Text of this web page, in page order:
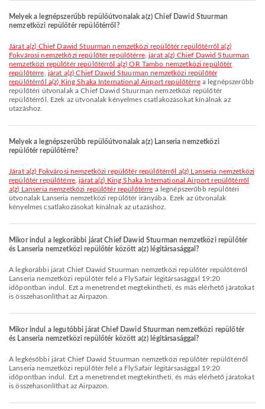
Melyek a legnépszerűbb repülőútvonalak a(z) Chief Dawid Stuurman
nemzetközi repülőtér repülőtérről?
járat a(z) Chief Dawid Stuurman nemzetközi repülőtér repülőtérről a(z)
Fokvárosi nemzetközi repülőtér repülőtérre,járat a(z) Chief Dawid Stuurman
nemzetközi repülőtér repülőtérről a(z) OR Tambo nemzetközi repülőtér
repülőtérre járat a(z) Chief Dawid Stuurman nemzetközi repülőtér
repülőtérről a(z) King Shaka International Airport repülőtérrea legnépszerűbb
repülőtéri útvonalak a Chief Dawid Stuurman nemzetközi repülőtér
repülőtérről. Ezek az útvonalak kényelmes csatlakozásokat kínálnak az
utazáshoz.
Melyek a legnépszerűbb repülőútvonalak a(z) Lanseria nemzetközi
repülőtér repülőtérre?
járat a(z) Fokvárosi nemzetközi repülőtér repülőtérről a(z) Lanseria nemzetközi
repülőtér repülőtérre,járat a(z) King Shaka International Airport repülőtérről
a(z) Lanseria nemzetközi repülőtér repülőtérre a legnépszerűbb repülőtéri
útvonalak Lanseria nemzetközi repülőtér irányába. Ezek az útvonalak
kényelmes csatlakozásokat kínálnak az utazáshoz.
Mikor indul a legkorábbi járat Chief Dawid Stuurman nemzetközi repülőtér
és Lanseria nemzetközi repülőtér között a(z) légitársasággal?
A legkorábbi járat Chief Dawid Stuurman nemzetközi repülőtér repülőtérről
Lanseria nemzetközi repülőtér felé a FlySafair légitársasággal 19:20
időpontban indul. Ezt a menetrendet megtekintheti, és más elérhető járatokat
is összehasonlíthat az Airpazon.
Mikor indul a legutóbbi járat Chief Dawid Stuurman nemzetközi repülőtér
és Lanseria nemzetközi repülőtér között a(z) légitársasággal?
A legkésőbbi járat Chief Dawid Stuurman nemzetközi repülőtér repülőtérről
Lanseria nemzetközi repülőtér felé a FlySafair légitársasággal 19:20
időpontban indul. Ezt a menetrendet megtekintheti, és más elérhető járatokat
is összehasonlíthat az Airpazon.